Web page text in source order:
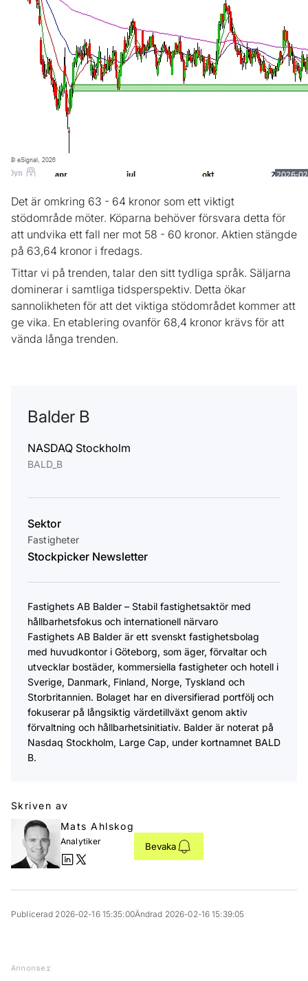
Det är omkring 63 - 64 kronor som ett viktigt
stödområde möter. Köparna behöver försvara detta för
att undvika ett fall ner mot 58 - 60 kronor. Aktien stängde
på 63,64 kronor i fredags.
Tittar vi på trenden, talar den sitt tydliga språk. Säljarna
dominerar i samtliga tidsperspektiv. Detta ökar
sannolikheten för att det viktiga stödområdet kommer att
ge vika. En etablering ovanför 68,4 kronor krävs för att
vända långa trenden.
Balder B
NASDAQ Stockholm
BALD_B
Sektor
Fastigheter
Stockpicker Newsletter
Fastighets AB Balder – Stabil fastighetsaktör med
hållbarhetsfokus och internationell närvaro
Fastighets AB Balder är ett svenskt fastighetsbolag
med huvudkontor i Göteborg, som äger, förvaltar och
utvecklar bostäder, kommersiella fastigheter och hotell i
Sverige, Danmark, Finland, Norge, Tyskland och
Storbritannien. Bolaget har en diversifierad portfölj och
fokuserar på långsiktig värdetillväxt genom aktiv
förvaltning och hållbarhetsinitiativ. Balder är noterat på
Nasdaq Stockholm, Large Cap, under kortnamnet BALD
B.
Skriven av
Mats Ahlskog
Analytiker Bevaka
Publicerad 2026-02-16 15:35:00Ändrad 2026-02-16 15:39:05
Annonser